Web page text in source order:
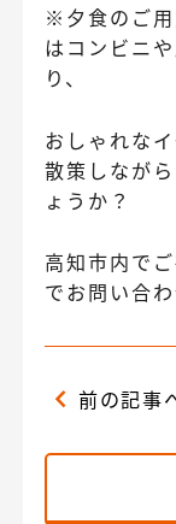
※夕食のご
はコンビニ
り、
おしゃれな
散策しなが
ょうか？
高知市内で
でお問い合
前の記事